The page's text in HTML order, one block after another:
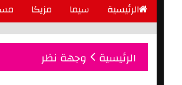
الرئيسية سيما مزيكا
الرئيسية وجهة نظر